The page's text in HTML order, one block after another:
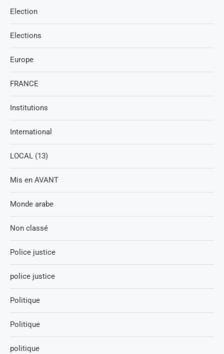
Election
Elections
Europe
FRANCE
Institutions
International
LOCAL (13)
Mis en AVANT
Monde arabe
Non classé
Police justice
police justice
Politique
Politique
politique